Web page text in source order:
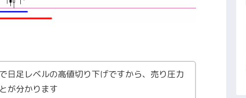
日足レベルの高値切り下げですから、売り圧力
が分かります